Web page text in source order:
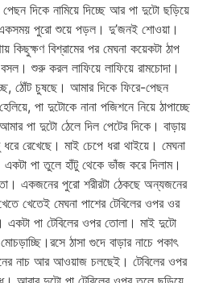
দিকে নামিয়ে দিচ্ছে আর পা দুটো ছড়িয়ে
একসময় পুরো শুয়ে পড়ল। দু’জনই শোওয়া।
কিছুক্ষণ বিশ্রামের পর মেঘনা কয়েকটা ঠাপ
শুরু করল লাফিয়ে লাফিয়ে রামচোদা।
ঠোঁট চুষছে। আমার দিকে ফিরে-পেছন
পা দুটোকে নানা পজিশনে নিয়ে ঠাপাচ্ছে
পা দুটো ঠেলে দিল পেটের দিকে। বাড়ায়
রেখেছে। মাই চেপে ধরা থাইয়ে। মেঘনা
পা তুলে হাঁটু থেকে ভাঁজ করে দিলাম।
একজনের পুরো শরীরটা ঠেকছে অন্যজনের
খেতেই মেঘনা পাশের টেবিলের ওপর ওর
একটা পা টেবিলের ওপর তোলা। মাই দুটো
ঠাসা গুদে বাড়ার নাচে পকাৎ
নাচ আর আওয়াজ চলছেই। টেবিলের ওপর